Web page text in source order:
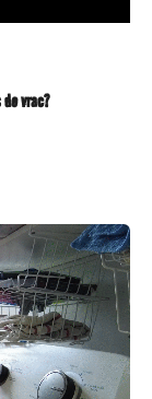
vrac?